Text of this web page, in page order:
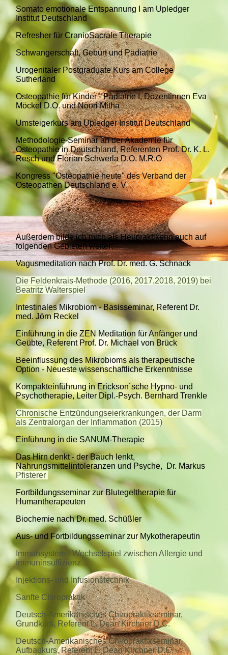
Somato emotionale Entspannung I am Upledger
Institut Deutschland
Refresher für CranioSacrale Therapie
Schwangerschaft, Geburt und Pädiatrie
Urogenitaler Postgraduate Kurs am College
Sutherland
Osteopathie für Kinder - Pädiatrie I, Dozentinnen Eva
Möckel D.O. und Noori Mitha
Umsteigerkurs am Upledger Institut Deutschland
Methodologie-Seminar an der Akademie für
Osteopathie in Deutschland, ReferentenProf. Dr. K. L.
Resch und Florian Schwerla D.O. M.R.O
Kongress "Osteopathie heute" des Verband der
Osteopathen Deutschland e. V.
Außerdem bilde ich mich als Heilpraktikerin auch auf
folgenden Gebieten weiter:
Vagusmeditation nach Prof. Dr. med. G. Schnack
Die Feldenkrais-Methode (2016, 2017,2018, 2019) bei
Beatritz Walterspiel
Intestinales Mikrobiom - Basisseminar, Referent Dr.
med. Jörn Reckel
Einführung in die ZEN Meditation für Anfänger und
Geübte, Referent Prof. Dr. Michael von Brück
Beeinflussung des Mikrobioms als therapeutische
Option - Neueste wissenschaftliche Erkenntnisse
Kompakteinführung in Erickson´sche Hypno- und
Psychotherapie, Leiter Dipl.-Psych. Bernhard Trenkle
Chronische Entzündungseierkrankungen, der Darm
als Zentralorgan der Inflammation (2015)
Einführung in die SANUM-Therapie
Das Hirn denkt - der Bauch lenkt,
Nahrungsmittelintoleranzen und Psyche, Dr. Markus
Pfisterer
Fortbildungsseminar zur Blutegeltherapie für
Humantherapeuten
Biochemie nach Dr. med. Schüßler
Aus- und Fortbildungsseminar zur Mykotherapeutin
Immunsystem - Wechselspiel zwischen Allergie und
Immuninsuffizienz
Injektions- und Infusionstechnik
Sanfte Chiropraktik
Deutsch-Amerikanisches Chiropraktikseminar,
Grundkurs, Referent L. Dean Kirchner D.C.
Deutsch-Amerikanisches Chiropraktikseminar,
Aufbaukurs, Referent L. Dean Kirchner D.C.